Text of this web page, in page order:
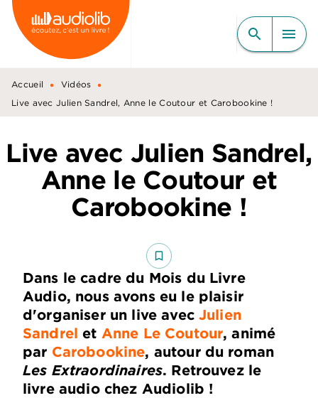
MENU RECHERCHE
CONTENU
PIED DE PAGE
search menu
Accueil • Vidéos •
Live avec Julien Sandrel, Anne le Coutour et Carobookine !
Live avec Julien Sandrel,
Anne le Coutour et
Carobookine !
bookmark_border
Dans le cadre du Mois du Livre
Audio, nous avons eu le plaisir
d'organiser un live avecJulien
Sandrel et Anne Le Coutour, animé
par Carobookine, autour du roman
Les Extraordinaires. Retrouvez le
livre audio chez Audiolib !